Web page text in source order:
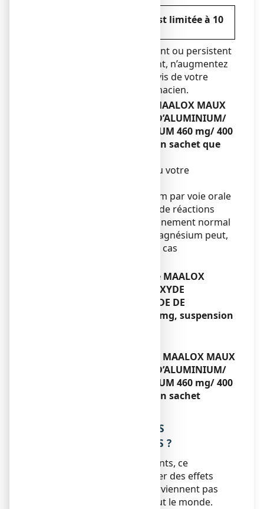
La durée d’utilisation est limitée à 10
Si les symptômes s’aggravent ou persistent
après 10 jours de traitement, n’augmentez
pas la dose mais prenez l’avis de votre
médecin ou de votre pharmacien.
Si vous avez pris plus de MAALOX MAUX
D’ESTOMAC HYDROXYDE D’ALUMINIUM/
HYDROXYDE DE MAGNESIUM 460 mg/ 400
mg, suspension buvable en sachet que
Consultez votre médecin ou votre
Le surdosage de magnésium par voie orale
n'entraîne pas, en général, de réactions
toxiques en cas de fonctionnement normal
du rein. L'intoxication au magnésium peut,
toutefois, se développer en cas
Si vous oubliez de prendre MAALOX
MAUX D’ESTOMAC HYDROXYDE
D’ALUMINIUM/ HYDROXYDE DE
MAGNESIUM 460 mg/ 400 mg, suspension
Si vous arrêtez de prendre MAALOX MAUX
D’ESTOMAC HYDROXYDE D’ALUMINIUM/
HYDROXYDE DE MAGNESIUM 460 mg/ 400
mg, suspension buvable en sachet
4. QUELS SONT LES EFFETS
INDESIRABLES EVENTUELS ?
Comme tous les médicaments, ce
médicament peut provoquer des effets
indésirables, mais ils ne surviennent pas
systématiquement chez tout le monde.